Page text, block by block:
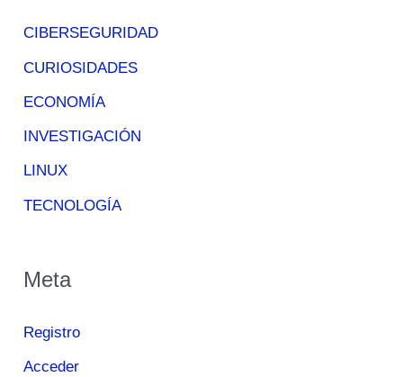
CIBERSEGURIDAD
CURIOSIDADES
ECONOMÍA
INVESTIGACIÓN
LINUX
TECNOLOGÍA
Meta
Registro
Acceder